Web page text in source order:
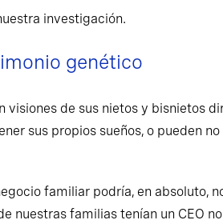
investigación.
genético
de sus nietos y bisnietos
sus propios sueños, o pueden
familiar podría, en absoluto,
nuestras familias tenían un CEO